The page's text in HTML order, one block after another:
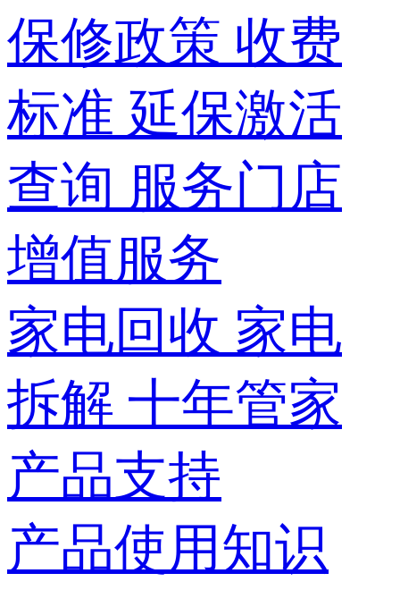
保修政策 收费
标准 延保激活
查询 服务门店
增值服务
家电回收 家电
拆解 十年管家
产品支持
产品使用知识